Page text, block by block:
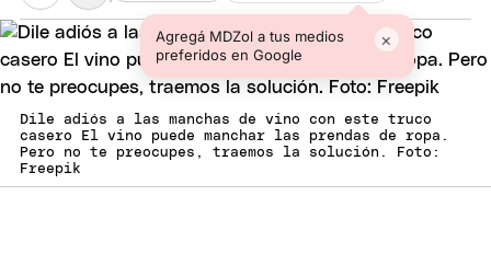
Agregá MDZol a tus medios
preferidos en Google
×
Dile adiós a las manchas de vino con este truco
casero El vino puede manchar las prendas de ropa.
Pero no te preocupes, traemos la solución. Foto:
Freepik